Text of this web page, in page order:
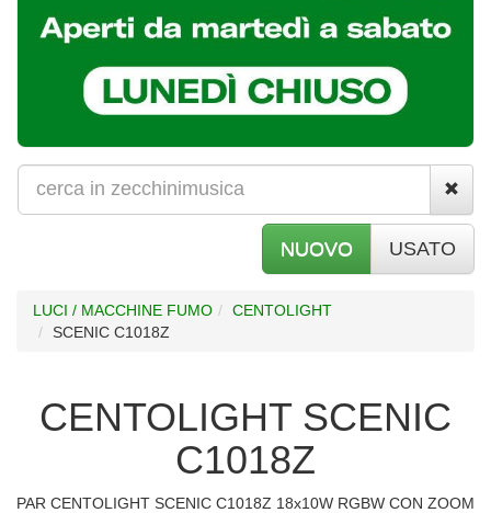
NUOVO USATO
LUCI / MACCHINE FUMO
CENTOLIGHT
SCENIC C1018Z
CENTOLIGHT SCENIC
C1018Z
PAR CENTOLIGHT SCENIC C1018Z 18x10W RGBW CON ZOOM